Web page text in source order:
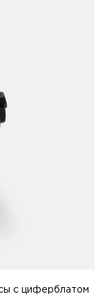
с циферблатом